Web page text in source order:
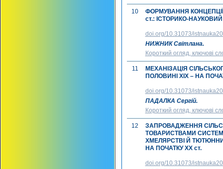
10
ФОРМУВАННЯ
ст.: ІСТОРИКО-
doi.org/10.31073/
НИЖНИК Світлана.
Короткий огляд, ключові
11
МЕХАНІЗАЦІЯ
ПОЛОВИНІ ХІХ – НА
doi.org/10.31073/
ПАДАЛКА Сергій.
Короткий огляд, ключові
12
ЗАПРОВАДЖЕННЯ
ТОВАРИСТВАМИ
ХМЕЛЯРСТВІ Й
НА ПОЧАТКУ ХХ ст.
doi.org/10.31073/